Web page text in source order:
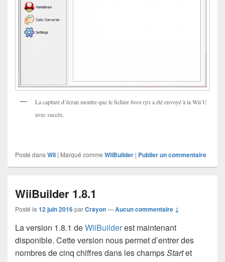
La capture d’écran montre que le fichierboot.rpxa été envoyé à la Wii U
avec succès.
Posté dansWii | Marqué comme WiiBuilder | Publier un commentaire
WiiBuilder 1.8.1
Posté le 12 juin 2016parCrayon—Aucun commentaire ↓
La version 1.8.1 deWiiBuilderest maintenant
disponible. Cette version nous permet d’entrer des
nombres de cinq chiffres dans les champsStartet